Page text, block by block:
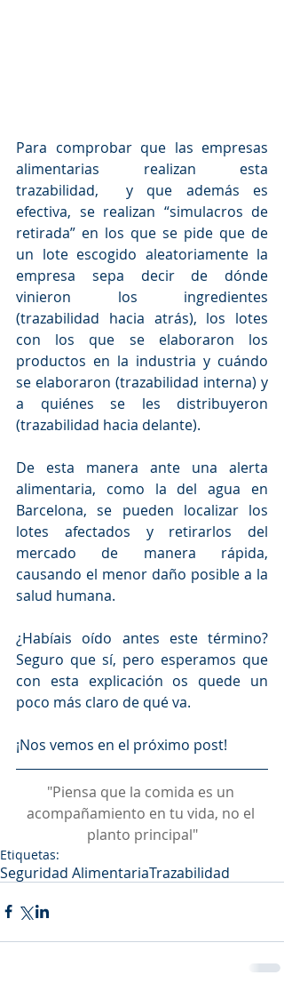
Para comprobar que las empresas
alimentarias realizan esta
trazabilidad,  y que además es
efectiva, se realizan “simulacros de
retirada” en los que se pide que de
un lote escogido aleatoriamente la
empresa sepa decir de dónde
vinieron los ingredientes
(trazabilidad hacia atrás), los lotes
con los que se elaboraron los
productos en la industria y cuándo
se elaboraron (trazabilidad interna) y
a quiénes se les distribuyeron
(trazabilidad hacia delante).
De esta manera ante una alerta
alimentaria, como la del agua en
Barcelona, se pueden localizar los
lotes afectados y retirarlos del
mercado de manera rápida,
causando el menor daño posible a la
salud humana.
¿Habíais oído antes este término?
Seguro que sí, pero esperamos que
con esta explicación os quede un
poco más claro de qué va.
¡Nos vemos en el próximo post!
"Piensa que la comida es un
acompañamiento en tu vida, no el
planto principal"
Etiquetas:
Seguridad AlimentariaTrazabilidad